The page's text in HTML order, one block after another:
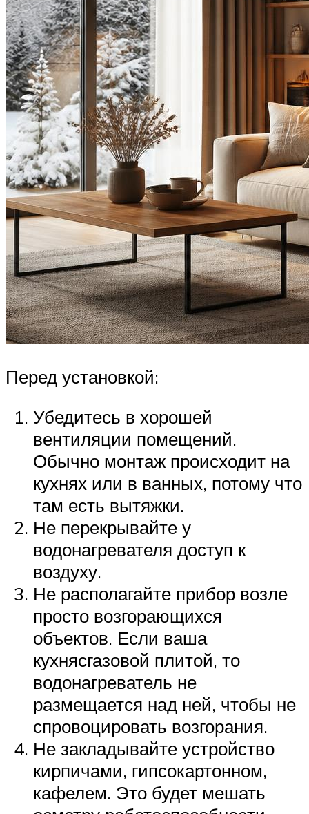
Перед установкой:
Убедитесь в хорошей
вентиляции помещений.
Обычно монтаж происходит на
кухнях или в ванных, потому что
там есть вытяжки.
Не перекрывайте у
водонагревателя доступ к
воздуху.
Не располагайте прибор возле
просто возгорающихся
объектов. Если ваша
кухнясгазовой плитой, то
водонагреватель не
размещается над ней, чтобы не
спровоцировать возгорания.
Не закладывайте устройство
кирпичами, гипсокартонном,
кафелем. Это будет мешать